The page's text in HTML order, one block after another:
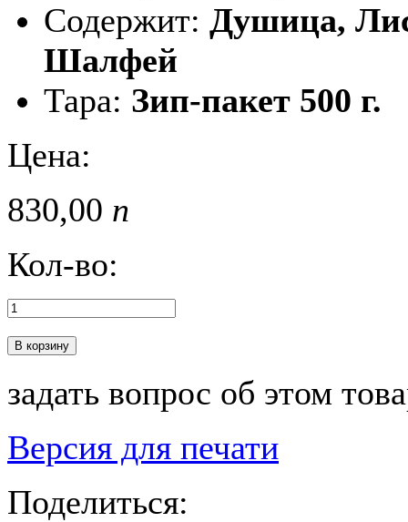
Содержит: Душица,
Шалфей
Тара: Зип-пакет 500 г.
Цена:
830,00 п
Кол-во:
В корзину
задать вопрос об этом
Версия для печати
Поделиться: